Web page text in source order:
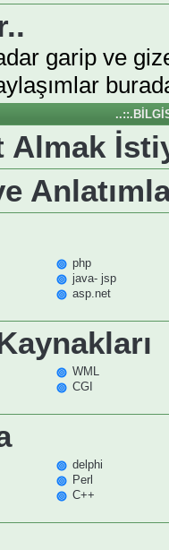
garip ve
Almak
php
java- jsp
asp.net
WML
CGI
delphi
Perl
C++